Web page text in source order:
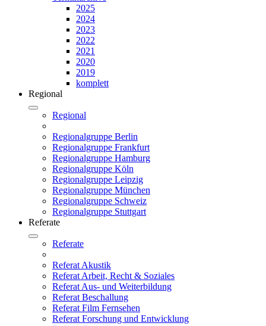
2025
2024
2023
2022
2021
2020
2019
komplett
Regional
Regional
Regionalgruppe Berlin
Regionalgruppe Frankfurt
Regionalgruppe Hamburg
Regionalgruppe Köln
Regionalgruppe Leipzig
Regionalgruppe München
Regionalgruppe Schweiz
Regionalgruppe Stuttgart
Referate
Referate
Referat Akustik
Referat Arbeit, Recht & Soziales
Referat Aus- und Weiterbildung
Referat Beschallung
Referat Film Fernsehen
Referat Forschung und Entwicklung